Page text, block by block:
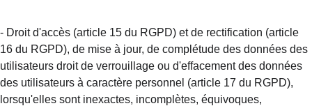
- Droit d'accès (article 15 du RGPD) et de rectification (article
16 du RGPD), de mise à jour, de complétude des données des
utilisateurs droit de verrouillage ou d'effacement des données
des utilisateurs à caractère personnel (article 17 du RGPD),
lorsqu'elles sont inexactes, incomplètes, équivoques,